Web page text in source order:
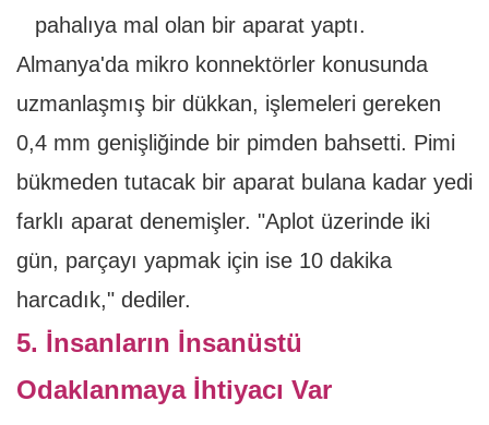
pahalıya mal olan bir aparat yaptı.
Almanya'da mikro konnektörler konusunda
uzmanlaşmış bir dükkan, işlemeleri gereken
0,4 mm genişliğinde bir pimden bahsetti. Pimi
bükmeden tutacak bir aparat bulana kadar yedi
farklı aparat denemişler. "Aplot üzerinde iki
gün, parçayı yapmak için ise 10 dakika
harcadık," dediler.
5. İnsanların İnsanüstü
Odaklanmaya İhtiyacı Var